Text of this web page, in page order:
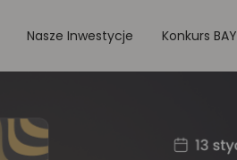
Nasze Inwestycje Konkurs BAY